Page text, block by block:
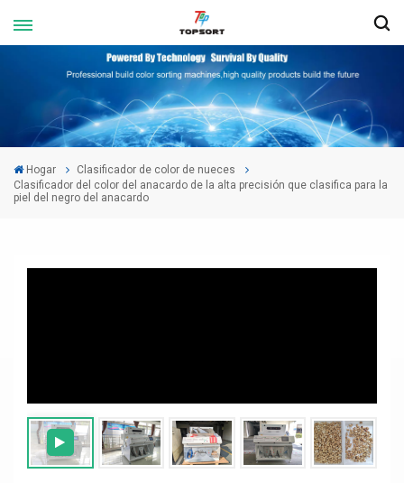
Hogar
Clasificador de color de nueces
Clasificador del color del anacardo de la alta precisión que clasifica para la
piel del negro del anacardo